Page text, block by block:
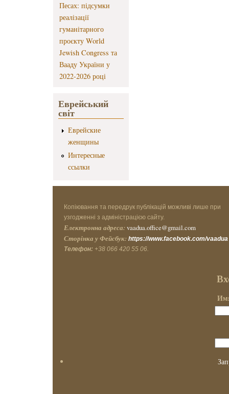
Песах: підсумки
реалізації
гуманітарного
проєкту World
Jewish Congress та
Вааду України у
2022-2026 році
Еврейський
світ
Еврейские
женщины
Интересные
ссылки
Копіювання та передрук публікацій можливі лише при
узгодженні з адміністрацією сайту.
Електронна адреса: vaadua.office@gmail.com
Сторінка у Фейсбук: https://www.facebook.com/vaadua
Телефон: +38 066 420 55 06.